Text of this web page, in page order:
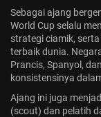
Sebagai ajang
World Cup selalu
strategi ciamik,
terbaik dunia.
Prancis, Spanyol,
konsistensinya
Ajang ini juga
(scout) dan pelatih